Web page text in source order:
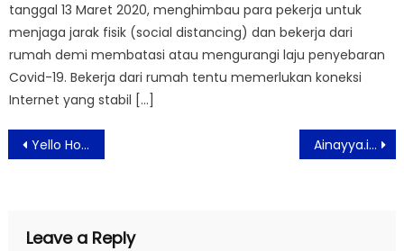
tanggal 13 Maret 2020, menghimbau para pekerja untuk
menjaga jarak fisik (social distancing) dan bekerja dari
rumah demi membatasi atau mengurangi laju penyebaran
Covid-19. Bekerja dari rumah tentu memerlukan koneksi
Internet yang stabil […]
Post
navigation
Yello Hotel Harmoni Jakarta Hadirkan Kembali Paket Stay! Savor! Style! untuk Liburan Tak Terlupakan di Pusat Kota Ainayya.id Usung Tema ‘Epic-Ethnic’ Baju Kurung Melayu Printing Khas Indonesia di IFW 2025
Leave a Reply